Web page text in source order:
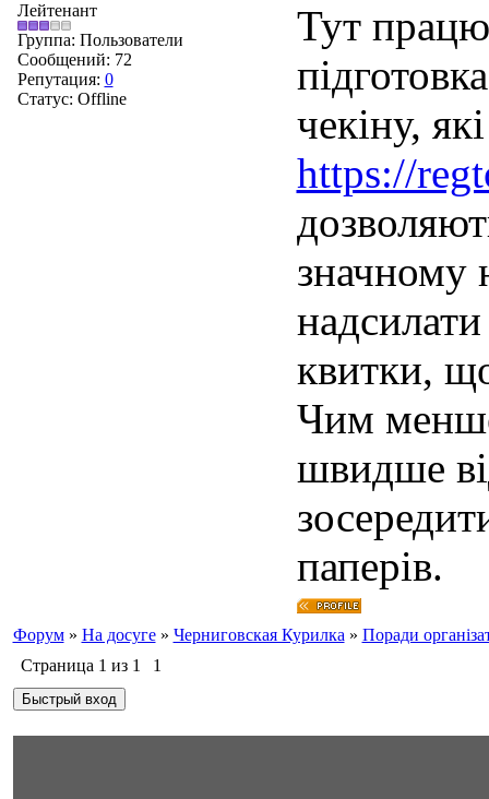
Лейтенант
Группа: Пользователи
Сообщений: 72
Репутация: 0
Статус: Offline
Тут
чекіну,
https://
значному
надсилати
квитки,
Чим
швидше
паперів.
Форум » На досуге » Черниговская Курилка » Поради
Страница 1 из 1 1